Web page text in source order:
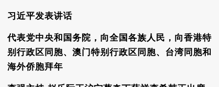
习近平发表讲话
代表党中央和国务院，向全国各族人民，向香港特
别行政区同胞、澳门特别行政区同胞、台湾同胞和
海外侨胞拜年